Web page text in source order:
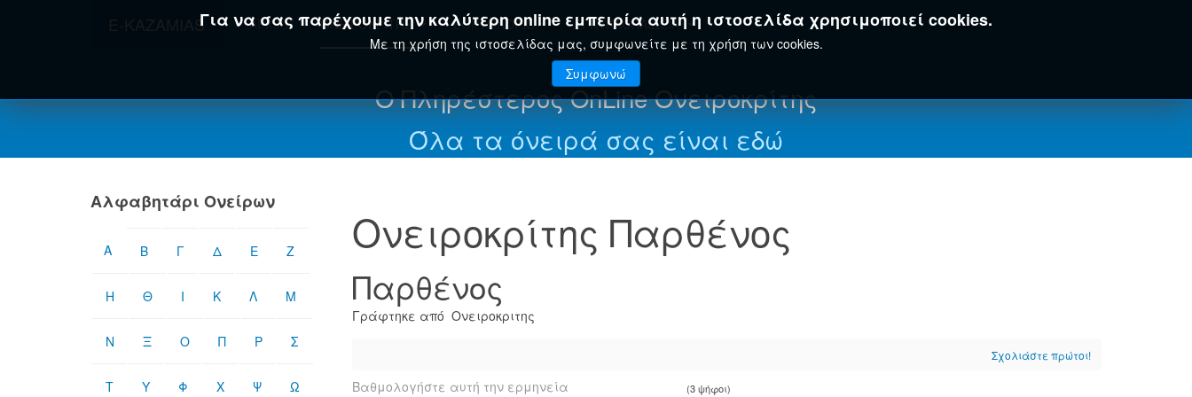
E-KAZAMIASΓια να σας παρέχουμε την καλύτερη online εμπειρία αυτή η ιστοσελίδα χρησιμοποιεί cookies.
Με τη χρήση της ιστοσελίδας μας, συμφωνείτε με τη χρήση των cookies.
Συμφωνώ
ΑΡΧΙΚΉ ΟΝΕΙΡΟΚΡΊΤΗΣ ΕΟΡΤΟΛΌΓΙΟ ΕΓΚΥΚΛΟΠΑΊΔΕΙΑ
Ο Πληρέστερος OnLine Ονειροκρίτης
Όλα τα όνειρά σας είναι εδώ
Ονειροκρίτης Παρθένος
Παρθένος
Γράφτηκε από Ονειροκριτης
Σχολιάστε πρώτοι!
Βαθμολογήστε αυτή την ερμηνεία (3 ψήφοι)
Αλφαβητάρι Ονείρων
Α Β Γ Δ Ε Ζ
Η Θ Ι Κ Λ Μ
Ν Ξ Ο Π Ρ Σ
Τ Υ Φ Χ Ψ Ω